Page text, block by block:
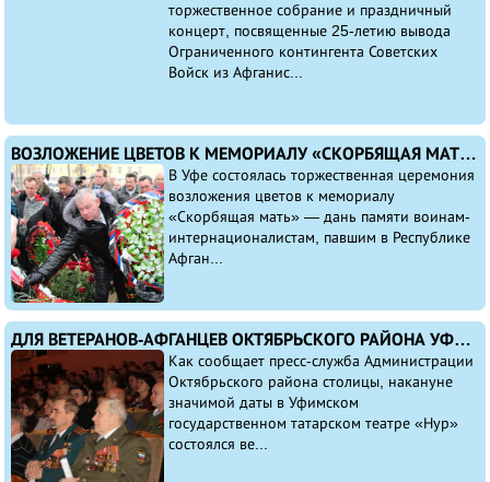
торжественное собрание и праздничный
концерт, посвященные 25-летию вывода
Ограниченного контингента Советских
Войск из Афганис...
ВОЗЛОЖЕНИЕ ЦВЕТОВ К МЕМОРИАЛУ «СКОРБЯЩАЯ МАТЬ»
В Уфе состоялась торжественная церемония
возложения цветов к мемориалу
«Скорбящая мать» — дань памяти воинам-
интернационалистам, павшим в Республике
Афган...
ДЛЯ ВЕТЕРАНОВ-АФГАНЦЕВ ОКТЯБРЬСКОГО РАЙОНА УФЫ ОРГАНИЗОВАЛИ ПРАЗДНИЧНЫЙ ВЕЧЕР «ОТЧИЗНЫ ВЕРНЫЕ СЫНЫ!»
Как сообщает пресс-служба Администрации
Октябрьского района столицы, накануне
значимой даты в Уфимском
государственном татарском театре «Нур»
состоялся ве...